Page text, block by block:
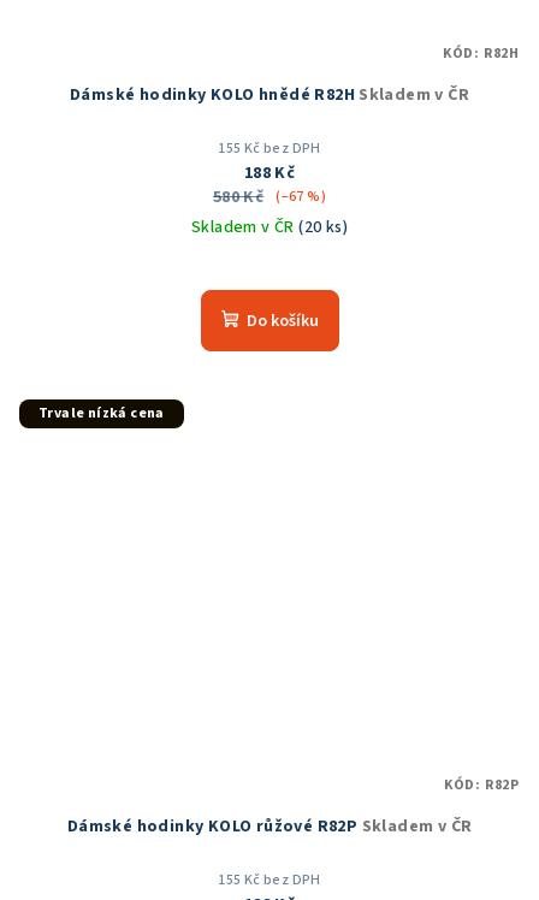
Dámské hodinky KOLO hnědé R82H Skladem v ČR
155 Kč bez DPH
188 Kč
580 Kč (–67 %)
Skladem v ČR(20 ks)
hodnocení
produktu
Do košíku
KÓD: R82H
Trvale nízká cena
Dámské hodinky KOLO růžové R82P Skladem v ČR
155 Kč bez DPH
KÓD: R82P